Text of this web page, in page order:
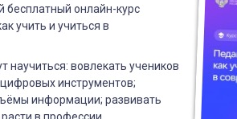
бесплатный онлайн-курс
учить и учиться в
научиться:вовлекать учеников
инструментов;
информации;развивать